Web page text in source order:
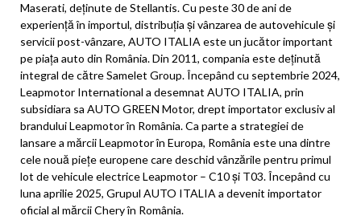
Maserati, deținute de Stellantis. Cu peste 30 de ani de
experiență în importul, distribuția și vânzarea de autovehicule și
servicii post-vânzare, AUTO ITALIA este un jucător important
pe piața auto din România. Din 2011, compania este deținută
integral de către Samelet Group. Începând cu septembrie 2024,
Leapmotor International a desemnat AUTO ITALIA, prin
subsidiara sa AUTO GREEN Motor, drept importator exclusiv al
brandului Leapmotor în România. Ca parte a strategiei de
lansare a mărcii Leapmotor în Europa, România este una dintre
cele nouă piețe europene care deschid vânzările pentru primul
lot de vehicule electrice Leapmotor – C10 și T03. Începând cu
luna aprilie 2025, Grupul AUTO ITALIA a devenit importator
oficial al mărcii Chery în România.